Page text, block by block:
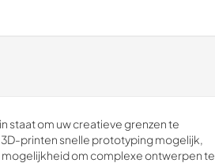
staat om uw creatieve grenzen te
printen snelle prototyping mogelijk,
om complexe ontwerpen te